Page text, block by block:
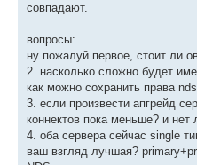
совпадают.
вопросы:
ну пожалуй первое, стоит ли
2. насколько сложно будет
как можно сохранить права
3. если произвести апгрейд
коннектов пока меньше? и нет
4. оба сервера сейчас single
ваш взгляд лучшая?